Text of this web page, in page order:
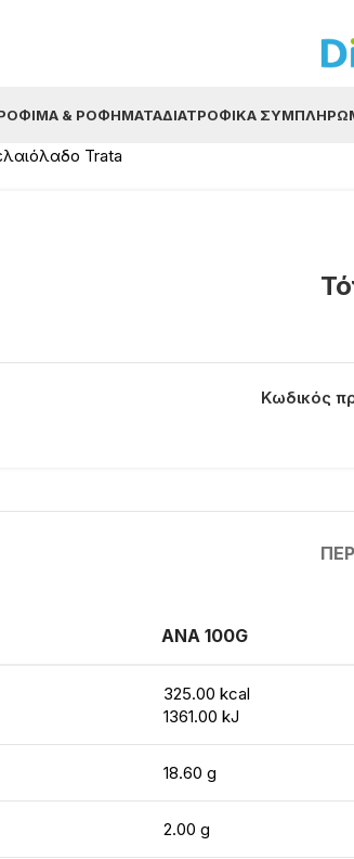
& ΡΟΦΉΜΑΤΑΔΙΑΤΡΟΦΙΚΆ
Trata
Κωδικός
ΑΝΑ 100G
325.00 kcal
1361.00 kJ
18.60 g
2.00 g